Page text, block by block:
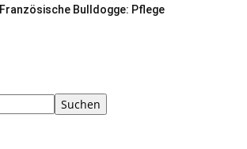
Französische Bulldogge: Pflege
Suchen